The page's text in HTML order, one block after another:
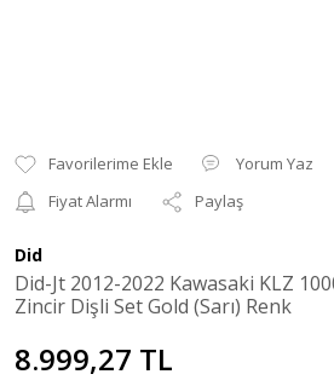
Yorum Yaz
Fiyat Alarmı
Paylaş
Did
Did-Jt 2012-2022 Kawasaki KLZ
Zincir Dişli Set Gold (Sarı) Renk
8.999,27 TL